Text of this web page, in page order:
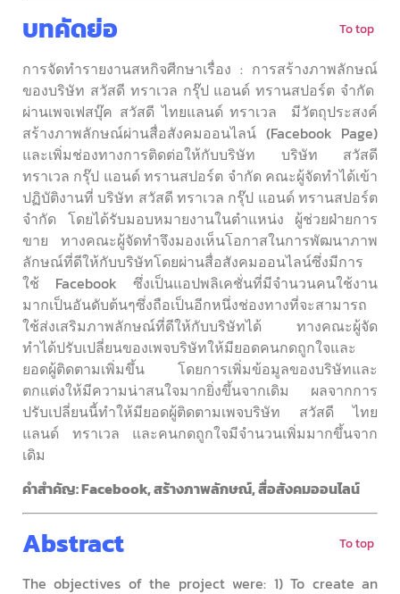
บทคัดย่อ To top
การจัดทำรายงานสหกิจศีกษาเรื่อง : การสร้างภาพลักษณ์
ของบริษัท สวัสดี ทราเวล กรุ๊ป แอนด์ ทรานสปอร์ต จำกัด
ผ่านเพจเฟสบุ๊ค สวัสดี ไทยแลนด์ ทราเวล มีวัตถุประสงค์
สร้างภาพลักษณ์ผ่านสื่อสังคมออนไลน์ (Facebook Page)
และเพิ่มช่องทางการติดต่อให้กับบริษัท บริษัท สวัสดี
ทราเวล กรุ๊ป แอนด์ ทรานสปอร์ต จำกัด คณะผู้จัดทำได้เข้า
ปฏิบัติงานที่ บริษัท สวัสดี ทราเวล กรุ๊ป แอนด์ ทรานสปอร์ต
จำกัด โดยได้รับมอบหมายงานในตำแหน่ง ผู้ช่วยฝ่ายการ
ขาย ทางคณะผู้จัดทำจึงมองเห็นโอกาสในการพัฒนาภาพ
ลักษณ์ที่ดีให้กับบริษัทโดยผ่านสื่อสังคมออนไลน์ซึ่งมีการ
ใช้ Facebook ซึ่งเป็นแอปพลิเคชั่นที่มีจำนวนคนใช้งาน
มากเป็นอันดับต้นๆซึ่งถือเป็นอีกหนึ่งช่องทางที่จะสามารถ
ใช้ส่งเสริมภาพลักษณ์ที่ดีให้กับบริษัทได้ ทางคณะผู้จัด
ทำได้ปรับเปลี่ยนของเพจบริษัทให้มียอดคนกดถูกใจและ
ยอดผู้ติดตามเพิ่มขึ้น โดยการเพิ่มข้อมูลของบริษัทและ
ตกแต่งให้มีความน่าสนใจมากยิ่งขึ้นจากเดิม ผลจากการ
ปรับเปลี่ยนนี้ทำให้มียอดผู้ติดตามเพจบริษัท สวัสดี ไทย
แลนด์ ทราเวล และคนกดถูกใจมีจำนวนเพิ่มมากขึ้นจาก
เดิม
คำสำคัญ: Facebook, สร้างภาพลักษณ์, สื่อสังคมออนไลน์
Abstract To top
The objectives of the project were: 1) To create an